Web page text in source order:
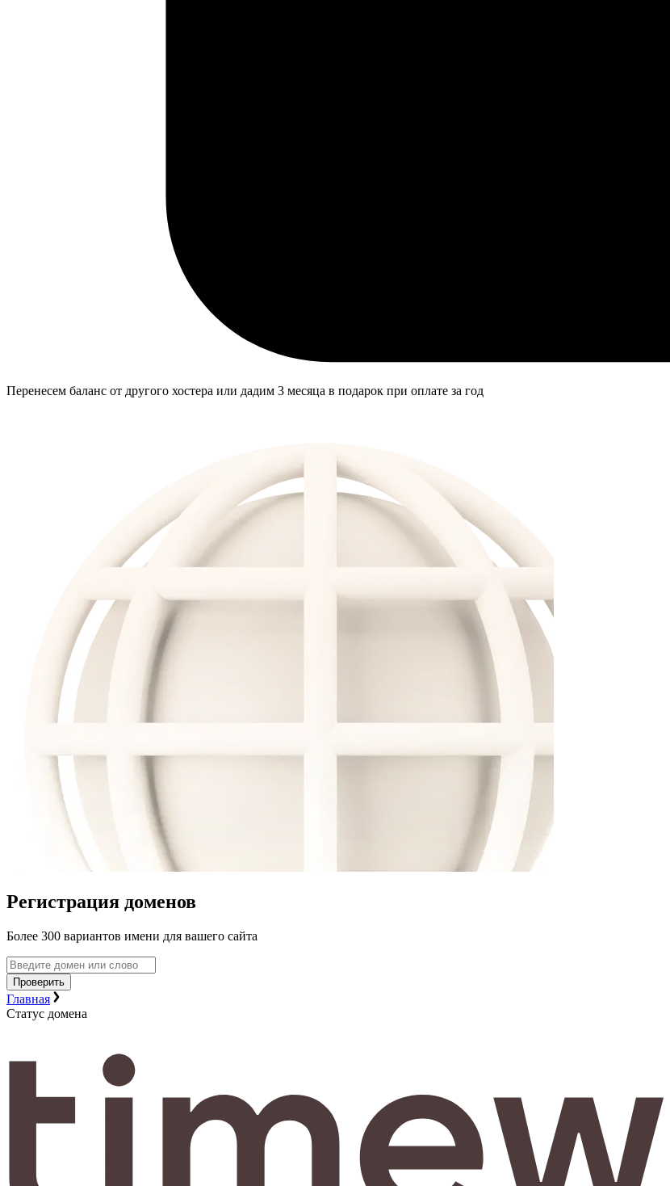
Перенесем баланс от другого хостера или дадим 3 месяца в подарок при оплате за год
Регистрация доменов
Более 300 вариантов имени для вашего сайта
Проверить
Главная
Статус домена